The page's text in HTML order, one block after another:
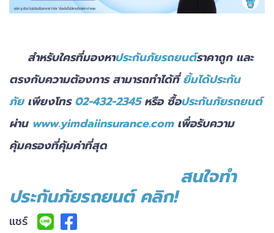
สำหรับใครที่มองหาประกันภัยรถยนต์ราคาถูก และ
ตรงกับความต้องการ สามารถทำได้ที่ยิ้มได้ประกัน
ภัยเพียงโทร02-432-2345หรือ ซื้อประกันภัยรถยนต์
ผ่าน www.yimdaiinsurance.comเพื่อรับความ
คุ้มครองที่คุ้มค่าที่สุด
สนใจทำ
ประกันภัยรถยนต์ คลิก!
แชร์